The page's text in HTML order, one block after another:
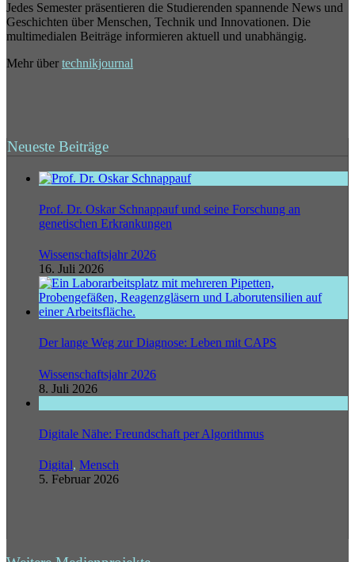
Jedes Semester präsentieren die Studierenden spannende News und
Geschichten über Menschen, Technik und Innovationen. Die
multimedialen Beiträge informieren aktuell und unabhängig.
Mehr über technikjournal
Neueste Beiträge
Prof. Dr. Oskar Schnappauf und seine Forschung an
genetischen Erkrankungen
Wissenschaftsjahr 2026
16. Juli 2026
Der lange Weg zur Diagnose: Leben mit CAPS
Wissenschaftsjahr 2026
8. Juli 2026
Digitale Nähe: Freundschaft per Algorithmus
Digital, Mensch
5. Februar 2026